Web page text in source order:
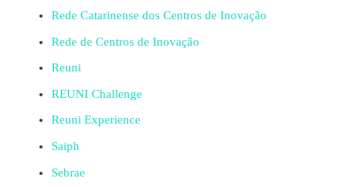
Rede Catarinense dos Centros de Inovação
Rede de Centros de Inovação
Reuni
REUNI Challenge
Reuni Experience
Saiph
Sebrae